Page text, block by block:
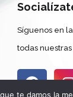
Síguenos en
todas
te damos la